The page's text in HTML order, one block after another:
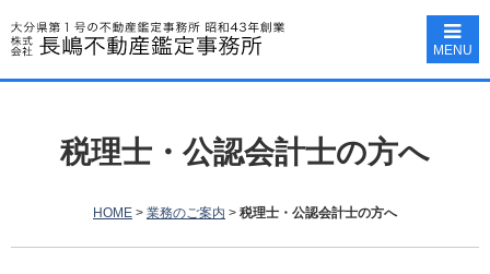
MENU
税理士・公認会計士の方へ
HOME > 業務のご案内 > 税理士・公認会計士の方へ